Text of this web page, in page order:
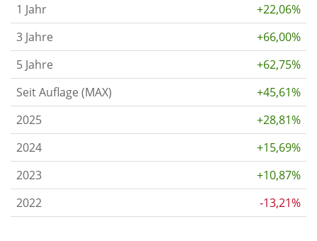
1 Jahr
+22,06%
3 Jahre
+66,00%
5 Jahre
+62,75%
Seit Auflage (MAX)
+45,61%
2025
+28,81%
2024
+15,69%
2023
+10,87%
2022
-13,21%